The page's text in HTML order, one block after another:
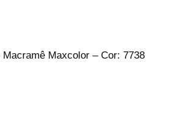
Maxcolor – Cor: 7738